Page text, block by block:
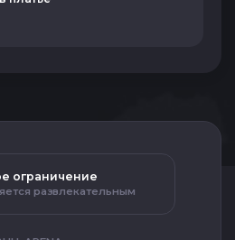
ограничение
развлекательным